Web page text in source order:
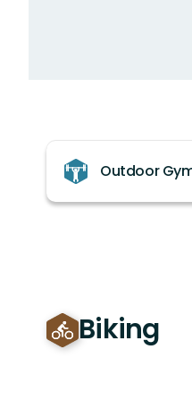
Categories
Outdoor
Biking